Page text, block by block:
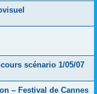
scénario 1/05/07
– Festival de Cannes